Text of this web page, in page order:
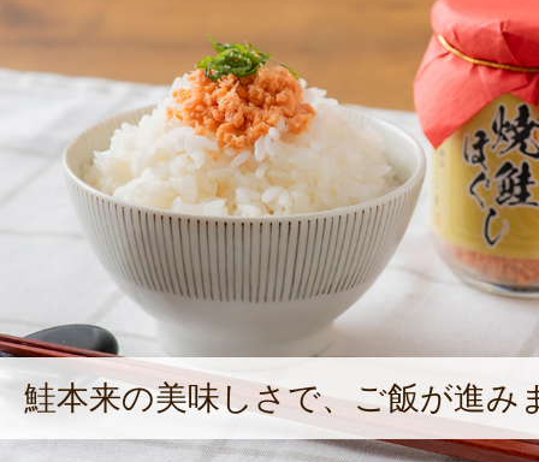
鮭本来の美味しさで、ご飯が進み